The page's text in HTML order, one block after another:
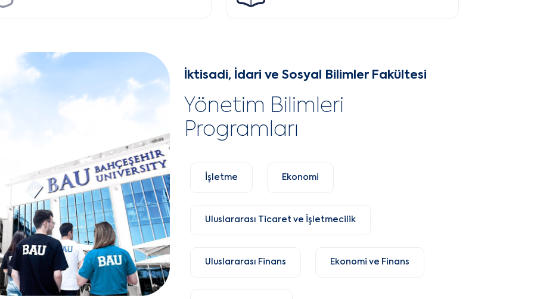
İktisadi, İdari ve Sosyal Bilimler Fakültesi
Yönetim Bilimleri
Programları
İşletme Ekonomi
Uluslararası Ticaret ve İşletmecilik
Uluslararası Finans Ekonomi ve Finans